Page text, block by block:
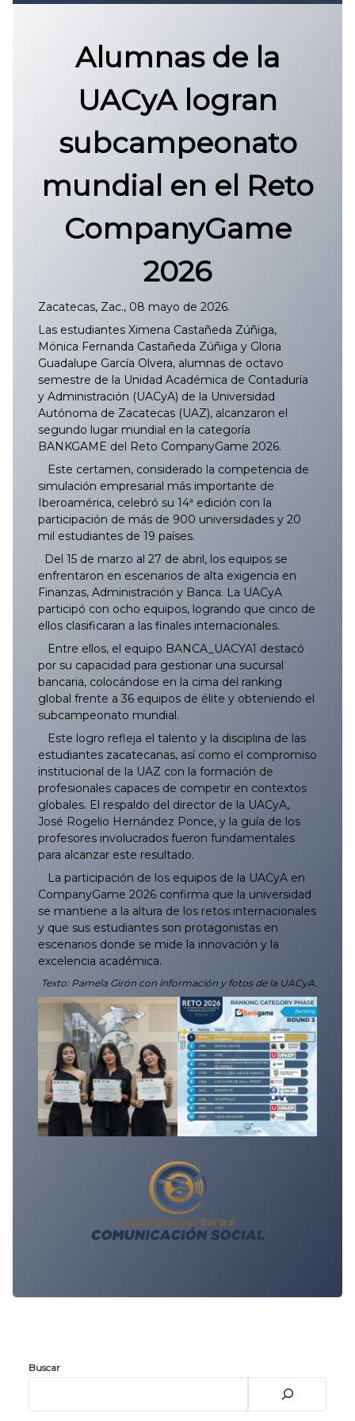
CONVOCATORIA DE INGRESO UAZ
Alumnas de la
UACyA logran
subcampeonato
mundial en el Reto
CompanyGame
2026
Zacatecas, Zac., 08 mayo de 2026.
Las estudiantes Ximena Castañeda Zúñiga,
Mónica Fernanda Castañeda Zúñiga y Gloria
Guadalupe García Olvera, alumnas de octavo
semestre de la Unidad Académica de Contaduría
y Administración (UACyA) de la Universidad
Autónoma de Zacatecas (UAZ), alcanzaron el
segundo lugar mundial en la categoría
BANKGAME del Reto CompanyGame 2026.
Este certamen, considerado la competencia de
simulación empresarial más importante de
Iberoamérica, celebró su 14ª edición con la
participación de más de 900 universidades y 20
mil estudiantes de 19 países.
Del 15 de marzo al 27 de abril, los equipos se
enfrentaron en escenarios de alta exigencia en
Finanzas, Administración y Banca. La UACyA
participó con ocho equipos, logrando que cinco de
ellos clasificaran a las finales internacionales.
Entre ellos, el equipo BANCA_UACYA1 destacó
por su capacidad para gestionar una sucursal
bancaria, colocándose en la cima del ranking
global frente a 36 equipos de élite y obteniendo el
subcampeonato mundial.
Este logro refleja el talento y la disciplina de las
estudiantes zacatecanas, así como el compromiso
institucional de la UAZ con la formación de
profesionales capaces de competir en contextos
globales. El respaldo del director de la UACyA,
José Rogelio Hernández Ponce, y la guía de los
profesores involucrados fueron fundamentales
para alcanzar este resultado.
La participación de los equipos de la UACyA en
CompanyGame 2026 confirma que la universidad
se mantiene a la altura de los retos internacionales
y que sus estudiantes son protagonistas en
escenarios donde se mide la innovación y la
excelencia académica.
Texto: Pamela Girón con información y fotos de la UACyA.
Buscar